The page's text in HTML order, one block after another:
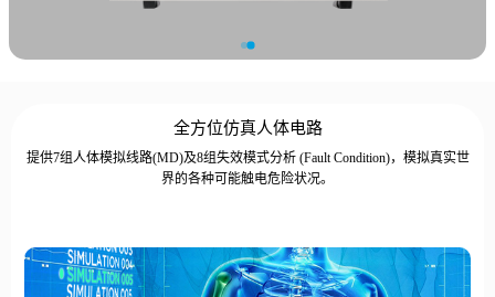
全方位仿真人体电路
提供7组人体模拟线路(MD)及8组失效模式分析 (Fault Condition)，模拟真实世
界的各种可能触电危险状况。